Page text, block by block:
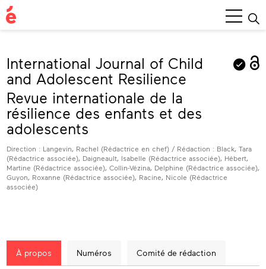
Menu
International Journal of Child
and Adolescent Resilience
Revue internationale de la
résilience des enfants et des
adolescents
Direction : Langevin, Rachel (Rédactrice en chef) / Rédaction : Black, Tara
(Rédactrice associée), Daigneault, Isabelle (Rédactrice associée), Hébert,
Martine (Rédactrice associée), Collin-Vézina, Delphine (Rédactrice associée),
Guyon, Roxanne (Rédactrice associée), Racine, Nicole (Rédactrice
associée)
À propos Numéros Comité de rédaction